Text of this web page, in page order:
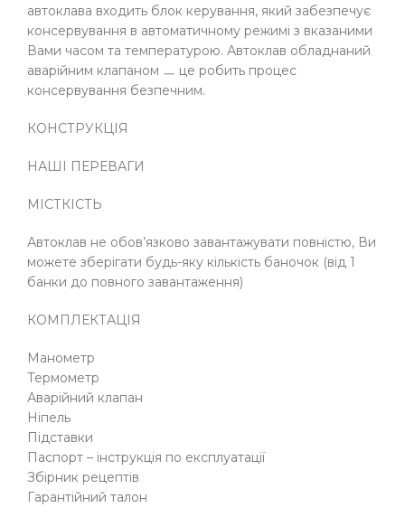
автоклава входить блок керування, який забезпечує
консервування в автоматичному режимі з вказаними
Вами часом та температурою. Автоклав обладнаний
аварійним клапаном ㅡ це робить процес
консервування безпечним.
КОНСТРУКЦІЯ
НАШІ ПЕРЕВАГИ
МІСТКІСТЬ
Автоклав не обов’язково завантажувати повністю, Ви
можете зберігати будь-яку кількість баночок (від 1
банки до повного завантаження)
КОМПЛЕКТАЦІЯ
Манометр
Термометр
Аварійний клапан
Ніпель
Підставки
Паспорт – інструкція по експлуатації
Збірник рецептів
Гарантійний талон